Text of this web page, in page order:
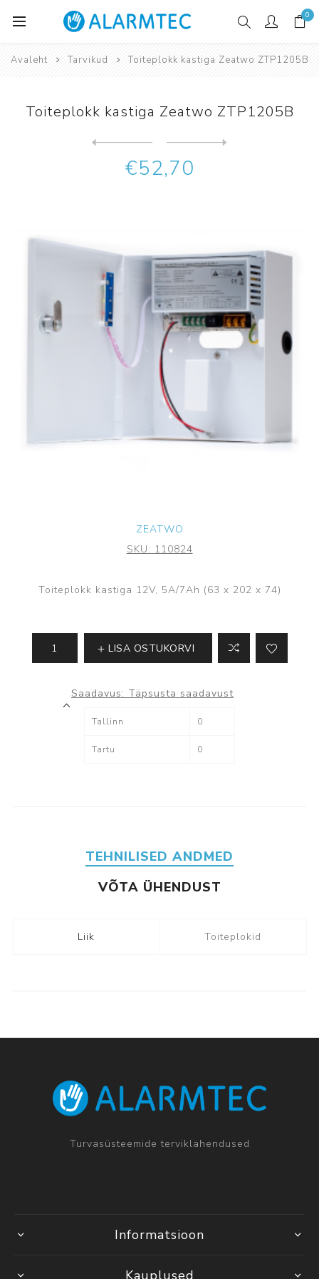
0
Avaleht Tarvikud Toiteplokk kastiga Zeatwo ZTP1205B
Toiteplokk kastiga Zeatwo ZTP1205B
€52,70
ZEATWO
SKU: 110824
Toiteplokk kastiga 12V, 5A/7Ah (63 x 202 x 74)
LISA OSTUKORVI
Saadavus: Täpsusta saadavust
Tallinn 0
Tartu 0
TEHNILISED ANDMED
VÕTA ÜHENDUST
Liik Toiteplokid
Turvasüsteemide terviklahendused
Informatsioon